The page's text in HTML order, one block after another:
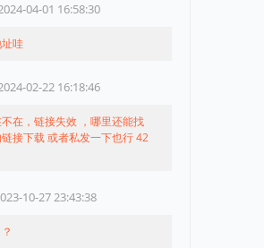
04-01 16:58:30
哇
02-22 16:18:46
在，链接失效 ，哪里还能找
接下载 或者私发一下也行 42
10-27 23:43:38